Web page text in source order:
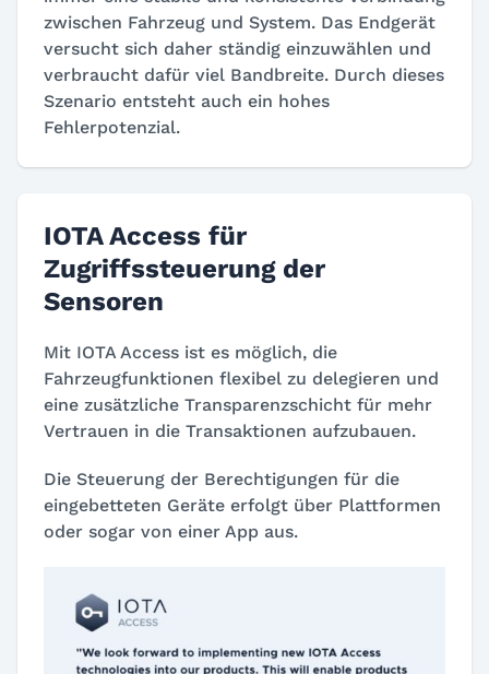
zwischen Fahrzeug und System. Das Endgerät
versucht sich daher ständig einzuwählen und
verbraucht dafür viel Bandbreite. Durch dieses
Szenario entsteht auch ein hohes
Fehlerpotenzial.
IOTA Access für
Zugriffssteuerung der
Sensoren
Mit IOTA Access ist es möglich, die
Fahrzeugfunktionen flexibel zu delegieren und
eine zusätzliche Transparenzschicht für mehr
Vertrauen in die Transaktionen aufzubauen.
Die Steuerung der Berechtigungen für die
eingebetteten Geräte erfolgt über Plattformen
oder sogar von einer App aus.